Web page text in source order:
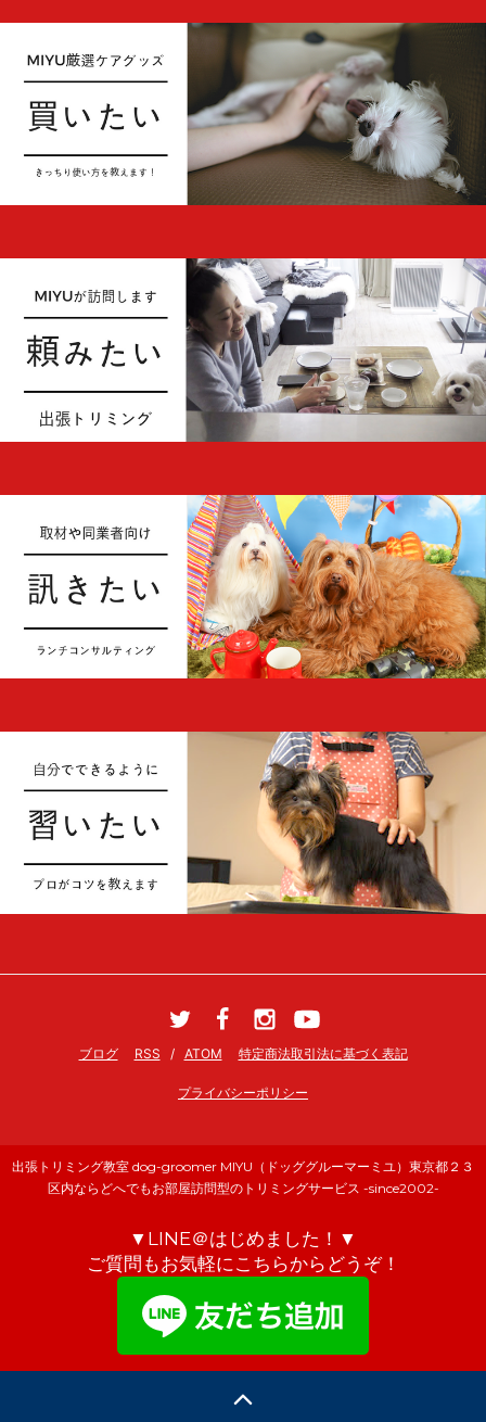
ブログ RSS / ATOM 特定商法取引法に基づく表記
プライバシーポリシー
出張トリミング教室 dog-groomer MIYU（ドッググルーマーミユ）東京都２３
区内ならどへでもお部屋訪問型のトリミングサービス -since2002-
▼LINE＠はじめました！▼
ご質問もお気軽にこちらからどうぞ！